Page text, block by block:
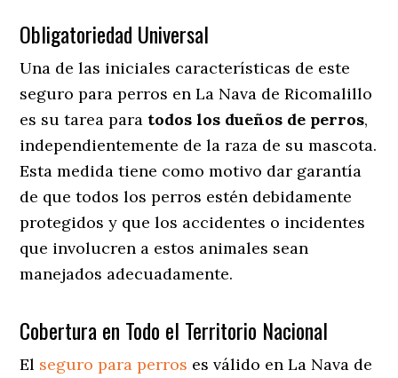
Obligatoriedad Universal
Una de las iniciales características de este
seguro para perros en La Nava de Ricomalillo
es su tarea para todos los dueños de perros,
independientemente de la raza de su mascota.
Esta medida tiene como motivo dar garantía
de que todos los perros estén debidamente
protegidos y que los accidentes o incidentes
que involucren a estos animales sean
manejados adecuadamente.
Cobertura en Todo el Territorio Nacional
El seguro para perros es válido en La Nava de